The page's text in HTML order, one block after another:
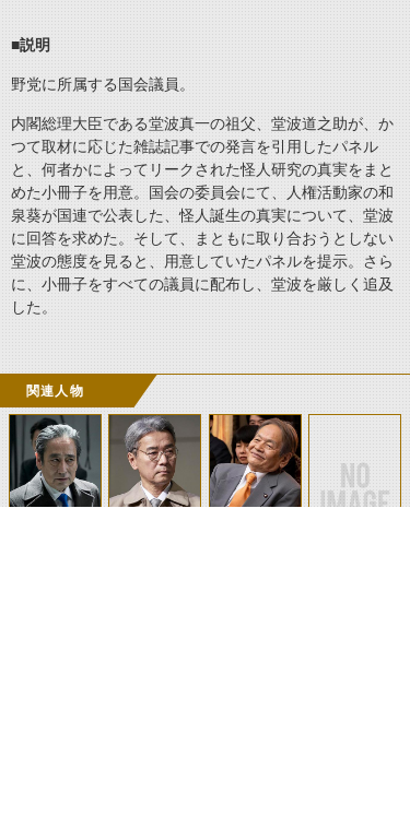
■説明
野党に所属する国会議員。
内閣総理大臣である堂波真一の祖父、堂波道之助が、か
つて取材に応じた雑誌記事での発言を引用したパネル
と、何者かによってリークされた怪人研究の真実をまと
めた小冊子を用意。国会の委員会にて、人権活動家の和
泉葵が国連で公表した、怪人誕生の真実について、堂波
に回答を求めた。そして、まともに取り合おうとしない
堂波の態度を見ると、用意していたパネルを提示。さら
に、小冊子をすべての議員に配布し、堂波を厳しく追及
した。
関連人物